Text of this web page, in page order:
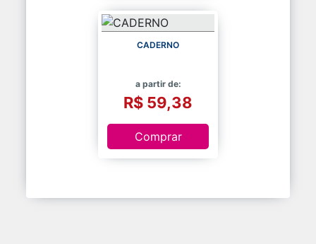
CADERNO
a partir de:
R$ 59,38
Comprar